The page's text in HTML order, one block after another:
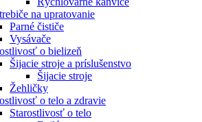
na upratovanie
Parné čističe
Vysávače
o bielizeň
Šijacie stroje a príslušenstvo
Šijacie stroje
Žehličky
o telo a zdravie
Starostlivosť o telo